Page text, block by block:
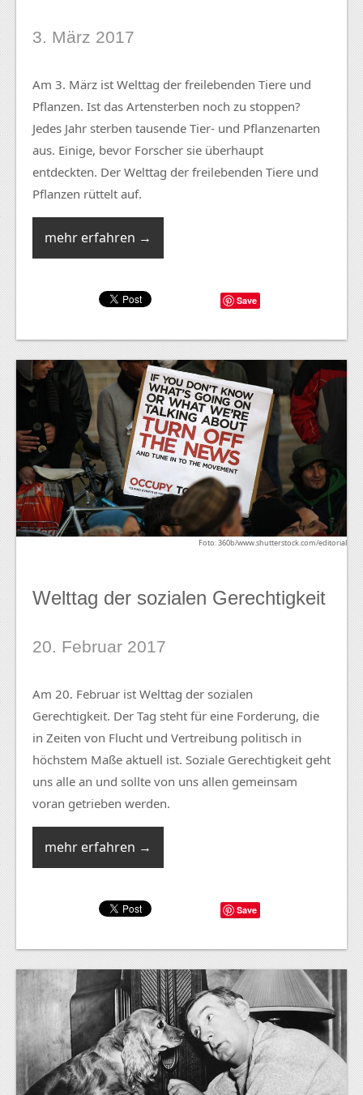
3. März 2017
Am 3. März ist Welttag der freilebenden Tiere und
Pflanzen. Ist das Artensterben noch zu stoppen?
Jedes Jahr sterben tausende Tier- und Pflanzenarten
aus. Einige, bevor Forscher sie überhaupt
entdeckten. Der Welttag der freilebenden Tiere und
Pflanzen rüttelt auf.
mehr erfahren →
Save
Foto: 360b/www.shutterstock.com/editorial
Welttag der sozialen Gerechtigkeit
20. Februar 2017
Am 20. Februar ist Welttag der sozialen
Gerechtigkeit. Der Tag steht für eine Forderung, die
in Zeiten von Flucht und Vertreibung politisch in
höchstem Maße aktuell ist. Soziale Gerechtigkeit geht
uns alle an und sollte von uns allen gemeinsam
voran getrieben werden.
mehr erfahren →
Save